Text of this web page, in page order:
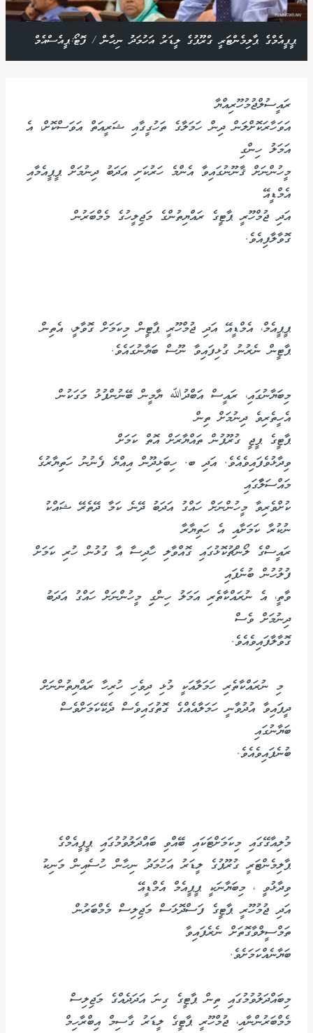
ޕީޕީއެމްގެ ޕާލިމެންޓަރީ ގްރޫޕުގެ ލީޑަރު އަހުމަދު ނިހާން / ފޮޓޯ:ޕީއެސްއެމް
ރައީސުލްޖުމުހޫރިއްޔާ
އަވަހާރަކޮށްލަން ދިން ހަމަލާގެ ތަހުގީގާއި ޝަރީއަތް އަވަސްކޮށް، އެ
އަމަލު ހިންގި
މީހުންނަށް ޤާނޫނުގައިވާ އެންމެ ހަރުކަށި އަދަބު ދިނުމަށް ޕީޕީއެމާއި
އެމްޑީއޭ
އަދި ޖުމްހޫރީ ޕާޓީގެ ރައްޔިތުންގެ މަޖިލީހުގެ މެމްބަރުން
ގޮވާލާފިއެވެ.
ޕީޕީއެމް، އެމްޑީއޭ އަދި ޖުމްހޫރީ ޕާޓީން މިކަމަށް ގޮވާލީ، އެތިން
ޕާޓީން ނެރުނު ގުޅިފައިވާ ނޫސް ބަޔާނުގައެވެ.
މިބަޔާނުގައި، ރައީސް އަބްދުﷲ ޔާމީން ބޭނުންފުޅު މަގަކުން
އެހީތެރިވެ ދިނުމަށް ތިން
ޕާޓީގެ ޕީޖީ ގުރޫޕުން ތައްޔާރަށް އޮތް ކަމަށް
ވިދާޅުވެފައިވެއެވެ. އަދި ބ. ހިބަޅިދޫން އިއްޔެ ފެނުނު ހަތިޔާރުގެ
މައްސަލާާގައި
ކުށްވެރިވާ މީހުންނަށް ހައްގު އަދަބު ދޭނެ ކަމާ ދޭތެރޭ ޝައްކު
ނުކުރާ ކަމަށާއި އެ ހަތިޔާރާ
ރައީސްގެ ލޯންޗުކޮޅުގައި ގޮއްވާލި ހާދިސާ އާ ގުޅުން ހުރި ކަމަށް
ފުލުހުން ބުނެފައި
ވާތީ، އެ ނުރައްކާތެރި އަމަލު ހިންގިި މީހުންނަށް ހައްގު އަދަބު
ދިނުމަށް ވެސް
ގޮވާލާފައިވެއެވެ.
މި ނުރައްކާތެރި ހަމަލާއަކީ މުޅި ދިވެހި ހުރިހާ ރައްޔިތުންނަށް
ދީފައިވާ އުދުވާނީ ހަމަލާއެއްގެ ގޮތުގައިވެސް ދެކޭކަމަށްވެސް
ބަޔާނުގައި
ބުނެފައިވެއެވެ.
މުލިއާގޭގައި މިކަމަށްޓަކައި ބޭއްވި ބައްދަލުވުމުގައި ޕީޕީއެމްގެ
ޕާލިމެންޓަރީ ގުރޫޕުގެ ލީޑަރު އަހުމަދު ނިހާން ހުސެއިން މަނިކު
ވިދާޅުވީ ، މިބަޔާނަކީ ޕީޕީއެމް އެމްޑީއޭ
އަދި ޖުމުހޫރީ ޕާޓީގެ ފަސްދޮޅަސް މަޖިލިސް މެމްބަރުން
ތަމްސީލްވާގޮތަށް ނެރެފައިވާ
ބަޔާނެއްކަމަށެވެ.
މިބައްދަލުވުމުގައި ތިން ޕާޓީގެ ގިނަ އަދަދެއްގެ މަޖިލިސް
މެމްބަރުންނާއި، ޖުމްހޫރީ ޕާޓީގެ ލީޑަރު ގާސިމް އިބްރާހިމް